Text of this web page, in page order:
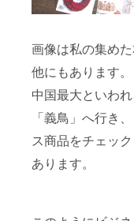
画像は私の集めた
他にもあります。
中国最大といわ
「義鳥」へ行き
ス商品をチェッ
あります。